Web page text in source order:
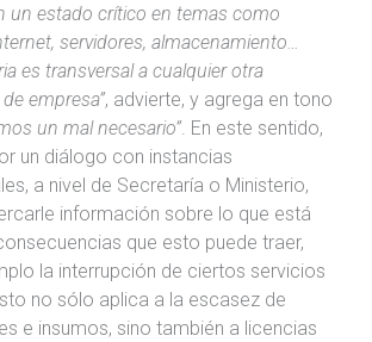
un estado crítico en temas como
servidores, almacenamiento…
es transversal a cualquier otra
empresa”, advierte, y agrega en tono
un mal necesario”. En este sentido,
un diálogo con instancias
a nivel de Secretaría o Ministerio,
información sobre lo que está
que esto puede traer,
la interrupción de ciertos servicios
no sólo aplica a la escasez de
e insumos, sino también a licencias